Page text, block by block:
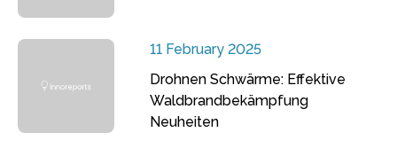
11 February 2025
Drohnen Schwärme: Effektive
Waldbrandbekämpfung
Neuheiten